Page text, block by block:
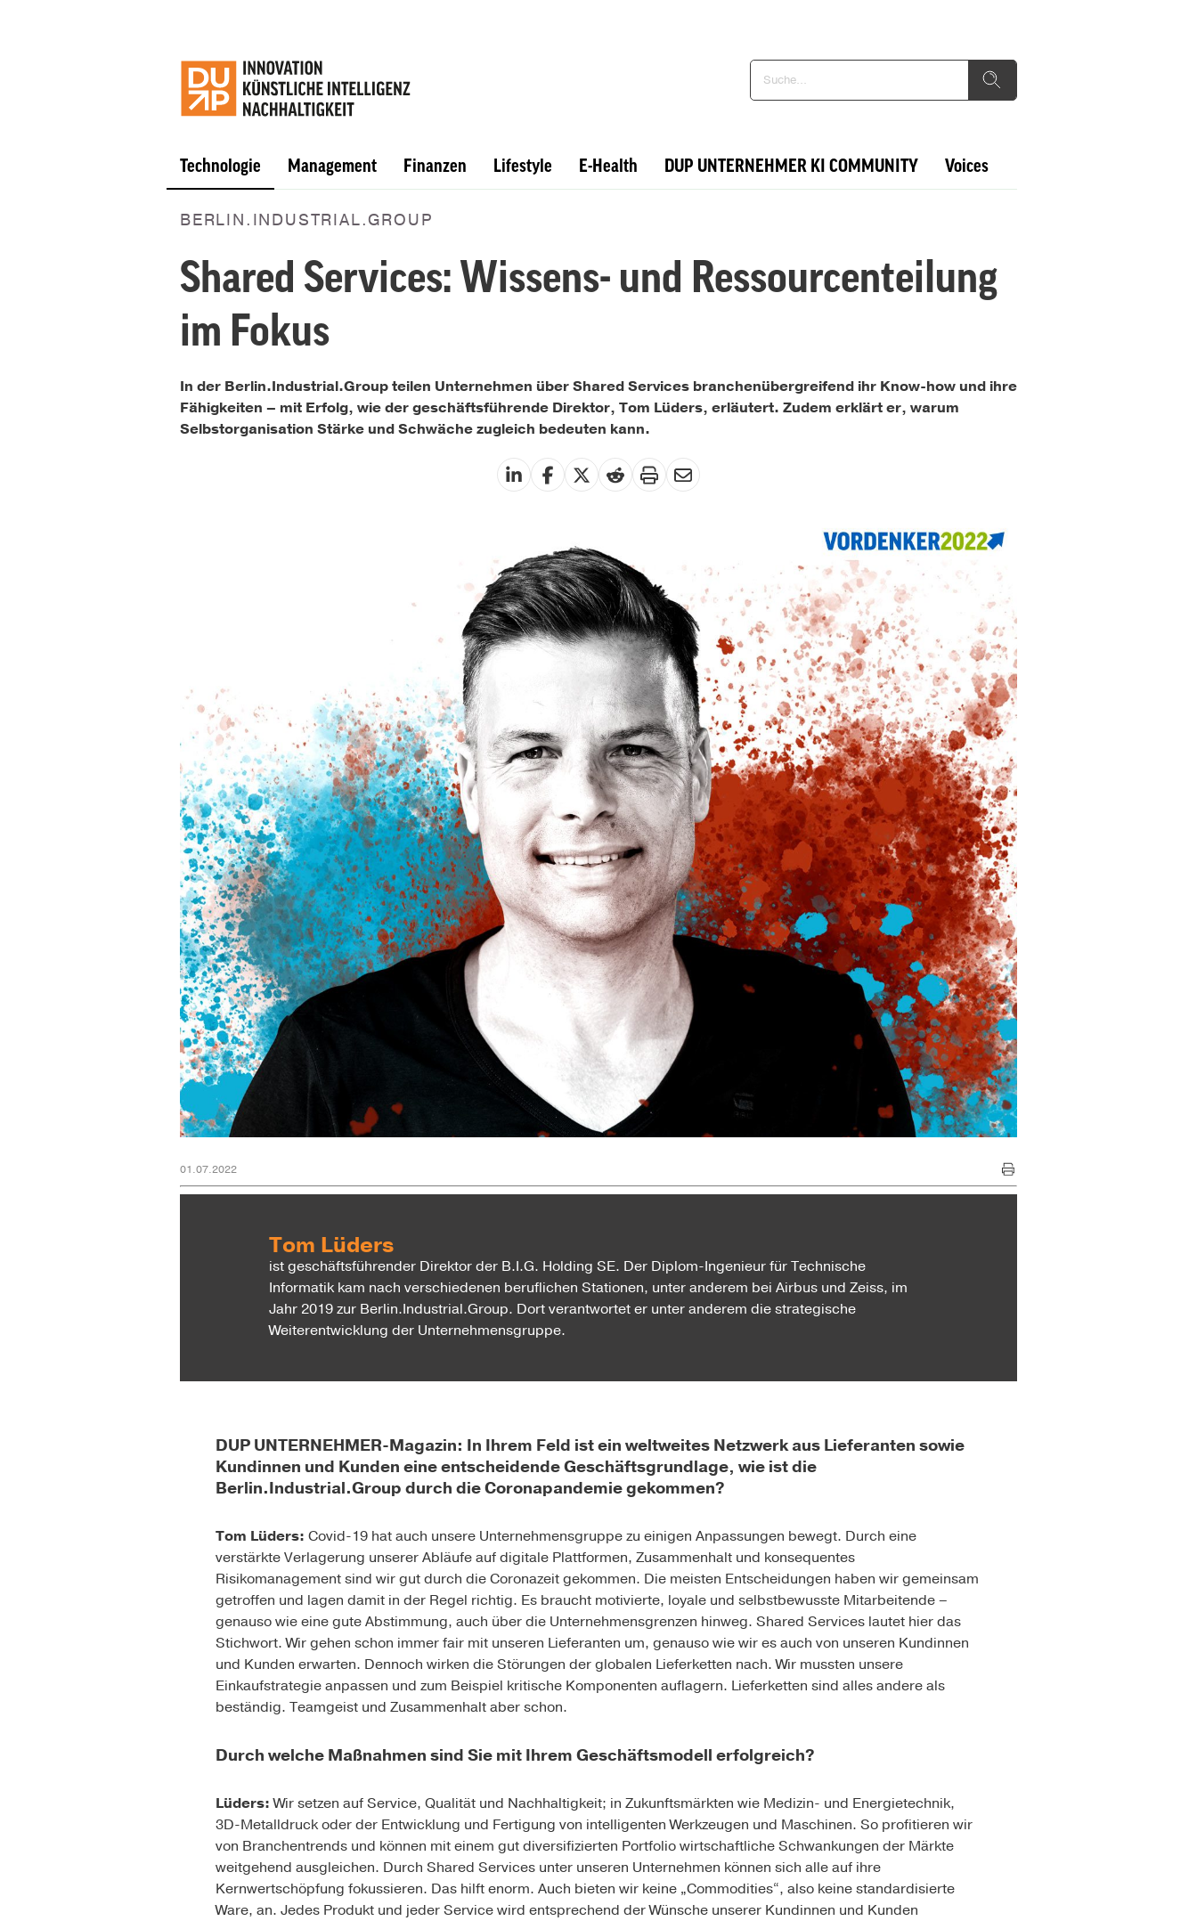
Technologie Management Finanzen Lifestyle E-Health DUP UNTERNEHMER KI COMMUNITY Voices
BERLIN.INDUSTRIAL.GROUP
Shared Services: Wissens- und Ressourcenteilung
im Fokus
In der Berlin.Industrial.Group teilen Unternehmen über Shared Services branchenübergreifend ihr Know-how und ihre
Fähigkeiten – mit Erfolg, wie der geschäftsführende Direktor, Tom Lüders, erläutert. Zudem erklärt er, warum
Selbstorganisation Stärke und Schwäche zugleich bedeuten kann.
01.07.2022
Tom Lüders
ist geschäftsführender Direktor der B.I.G. Holding SE. Der Diplom-Ingenieur für Technische
Informatik kam nach verschiedenen beruflichen Stationen, unter anderem bei Airbus und Zeiss, im
Jahr 2019 zur Berlin.Industrial.Group. Dort verantwortet er unter anderem die strategische
Weiterentwicklung der Unternehmensgruppe.
DUP UNTERNEHMER-Magazin: In Ihrem Feld ist ein weltweites Netzwerk aus Lieferanten sowie
Kundinnen und Kunden eine entscheidende Geschäftsgrundlage, wie ist die
Berlin.Industrial.Group durch die Coronapandemie gekommen?
Tom Lüders: Covid-19 hat auch unsere Unternehmensgruppe zu einigen Anpassungen bewegt. Durch eine
verstärkte Verlagerung unserer Abläufe auf digitale Plattformen, Zusammenhalt und konsequentes
Risikomanagement sind wir gut durch die Coronazeit gekommen. Die meisten Entscheidungen haben wir gemeinsam
getroffen und lagen damit in der Regel richtig. Es braucht motivierte, loyale und selbstbewusste Mitarbeitende –
genauso wie eine gute Abstimmung, auch über die Unternehmensgrenzen hinweg. Shared Services lautet hier das
Stichwort. Wir gehen schon immer fair mit unseren Lieferanten um, genauso wie wir es auch von unseren Kundinnen
und Kunden erwarten. Dennoch wirken die Störungen der globalen Lieferketten nach. Wir mussten unsere
Einkaufstrategie anpassen und zum Beispiel kritische Komponenten auflagern. Lieferketten sind alles andere als
beständig. Teamgeist und Zusammenhalt aber schon.
Durch welche Maßnahmen sind Sie mit Ihrem Geschäftsmodell erfolgreich?
Lüders:Wir setzen auf Service, Qualität und Nachhaltigkeit; in Zukunftsmärkten wie Medizin- und Energietechnik,
3D-Metalldruck oder der Entwicklung und Fertigung von intelligenten Werkzeugen und Maschinen. So profitieren wir
von Branchentrends und können mit einem gut diversifizierten Portfolio wirtschaftliche Schwankungen der Märkte
weitgehend ausgleichen. Durch Shared Services unter unseren Unternehmen können sich alle auf ihre
Kernwertschöpfung fokussieren. Das hilft enorm. Auch bieten wir keine „Commodities“, also keine standardisierte
Ware, an. Jedes Produkt und jeder Service wird entsprechend der Wünsche unserer Kundinnen und Kunden